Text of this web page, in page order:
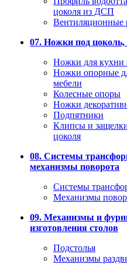
цоколя из ДСП
Вентиляционные
07. Ножки под цоколь,
Ножки для кухни
Ножки опорные
мебели
Колесные опоры
Ножки
Подпятники
Клипсы и
цоколя
08. Системы
механизмы поворота
Системы
Механизмы
09. Механизмы и
изготовления столов
Подстолья
Механизмы